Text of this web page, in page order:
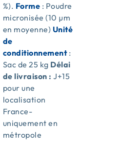
%). Forme : Poudre
micronisée (10 µm
en moyenne) Unité
de
conditionnement:
Sac de 25 kg Délai
de livraison : J+15
pour une
localisation
France-
uniquement en
métropole